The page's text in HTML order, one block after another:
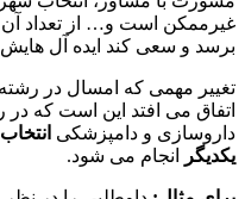
برسد و سعی کند ایده آل هایش در آن
تغییر مهمی که امسال در
اتفاق می افتد این است که
داروسازی و دامپزشکی
یکدیگر
انجام می شود.